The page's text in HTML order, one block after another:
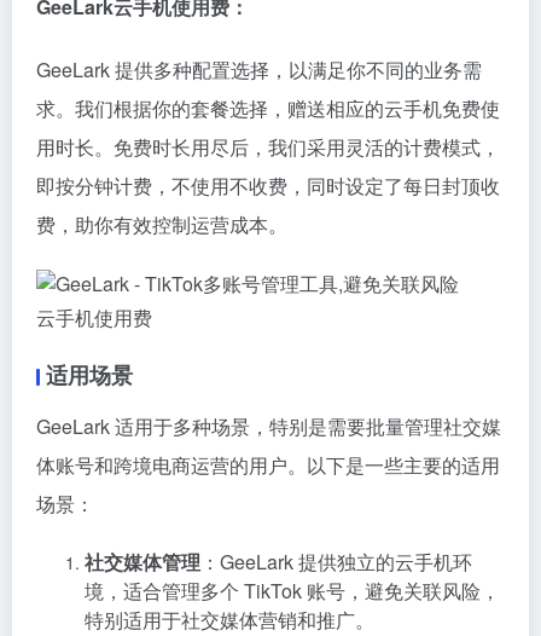
GeeLark云手机使用费：
GeeLark 提供多种配置选择，以满足你不同的业务需
求。我们根据你的套餐选择，赠送相应的云手机免费使
用时长。免费时长用尽后，我们采用灵活的计费模式，
即按分钟计费，不使用不收费，同时设定了每日封顶收
费，助你有效控制运营成本。
云手机使用费
适用场景
GeeLark 适用于多种场景，特别是需要批量管理社交媒
体账号和跨境电商运营的用户。以下是一些主要的适用
场景：
社交媒体管理 ：GeeLark 提供独立的云手机环
境，适合管理多个 TikTok 账号，避免关联风险，
特别适用于社交媒体营销和推广。